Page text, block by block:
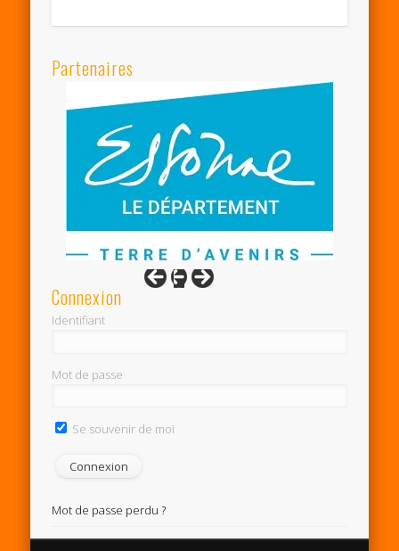
Partenaires
Connexion
Identifiant
Mot de passe
Se souvenir de moi
Mot de passe perdu ?